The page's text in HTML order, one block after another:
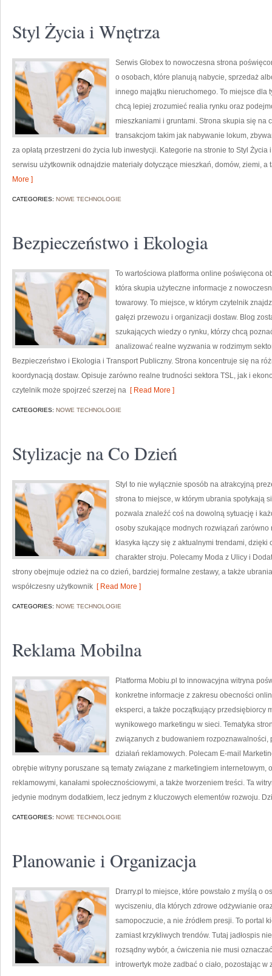
Styl Życia i Wnętrza
Serwis Globex to nowoczesna strona
o osobach, które planują nabycie, sprzedaż
innego majątku nieruchomego. To miejsce dla
chcą lepiej zrozumieć realia rynku oraz
mieszkaniami i gruntami. Strona skupia się na
transakcjom takim jak nabywanie lokum,
za opłatą przestrzeni do życia lub inwestycji. Kategorie na stronie to Styl
serwisu użytkownik odnajdzie materiały dotyczące mieszkań, domów, ziemi,
More ]
CATEGORIES: NOWE TECHNOLOGIE
Bezpieczeństwo i Ekologia
To wartościowa platforma online poświęcona
która skupia użyteczne informacje z
towarowy. To miejsce, w którym czytelnik
gałęzi przewozu i organizacji dostaw. Blog
szukających wiedzy o rynku, którzy chcą
analizować realne wyzwania w rodzimym
Bezpieczeństwo i Ekologia i Transport Publiczny. Strona koncentruje się na
koordynacją dostaw. Opisuje zarówno realne trudności sektora TSL, jak i
czytelnik może spojrzeć szerzej na [ Read More ]
CATEGORIES: NOWE TECHNOLOGIE
Stylizacje na Co Dzień
Styl to nie wyłącznie sposób na atrakcyjną
strona to miejsce, w którym ubrania spotykają
pozwala znaleźć coś na dowolną sytuację i
osoby szukające modnych rozwiązań zarówno
klasyka łączy się z aktualnymi trendami,
charakter stroju. Polecamy Moda z Ulicy i
strony obejmuje odzież na co dzień, bardziej formalne zestawy, a także
współczesny użytkownik [ Read More ]
CATEGORIES: NOWE TECHNOLOGIE
Reklama Mobilna
Platforma Mobiu.pl to innowacyjna witryna
konkretne informacje z zakresu obecności
eksperci, a także początkujący przedsiębiorcy
wynikowego marketingu w sieci. Tematyka
związanych z budowaniem
działań reklamowych. Polecam E-mail
obrębie witryny poruszane są tematy związane z marketingiem internetowym,
reklamowymi, kanałami społecznościowymi, a także tworzeniem treści. Ta
jedynie modnym dodatkiem, lecz jednym z kluczowych elementów rozwoju.
CATEGORIES: NOWE TECHNOLOGIE
Planowanie i Organizacja
Drarry.pl to miejsce, które powstało z myślą o
wyciszeniu, dla których zdrowe odżywianie
samopoczucie, a nie źródłem presji. To portal
zamiast krzykliwych trendów. Tutaj jadłospis
rozsądny wybór, a ćwiczenia nie musi
introwertyk może zadbać o ciało, pozostając